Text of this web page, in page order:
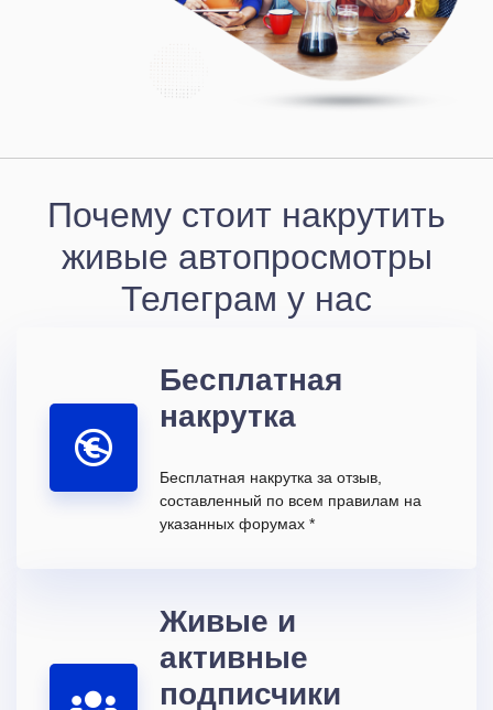
Почему стоит накрутить
живые автопросмотры
Телеграм у нас
Бесплатная
накрутка
Бесплатная накрутка за отзыв,
составленный по всем правилам на
указанных форумах *
Живые и
активные
подписчики